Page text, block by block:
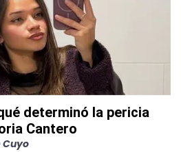
determinó la pericia
Cantero
Cuyo